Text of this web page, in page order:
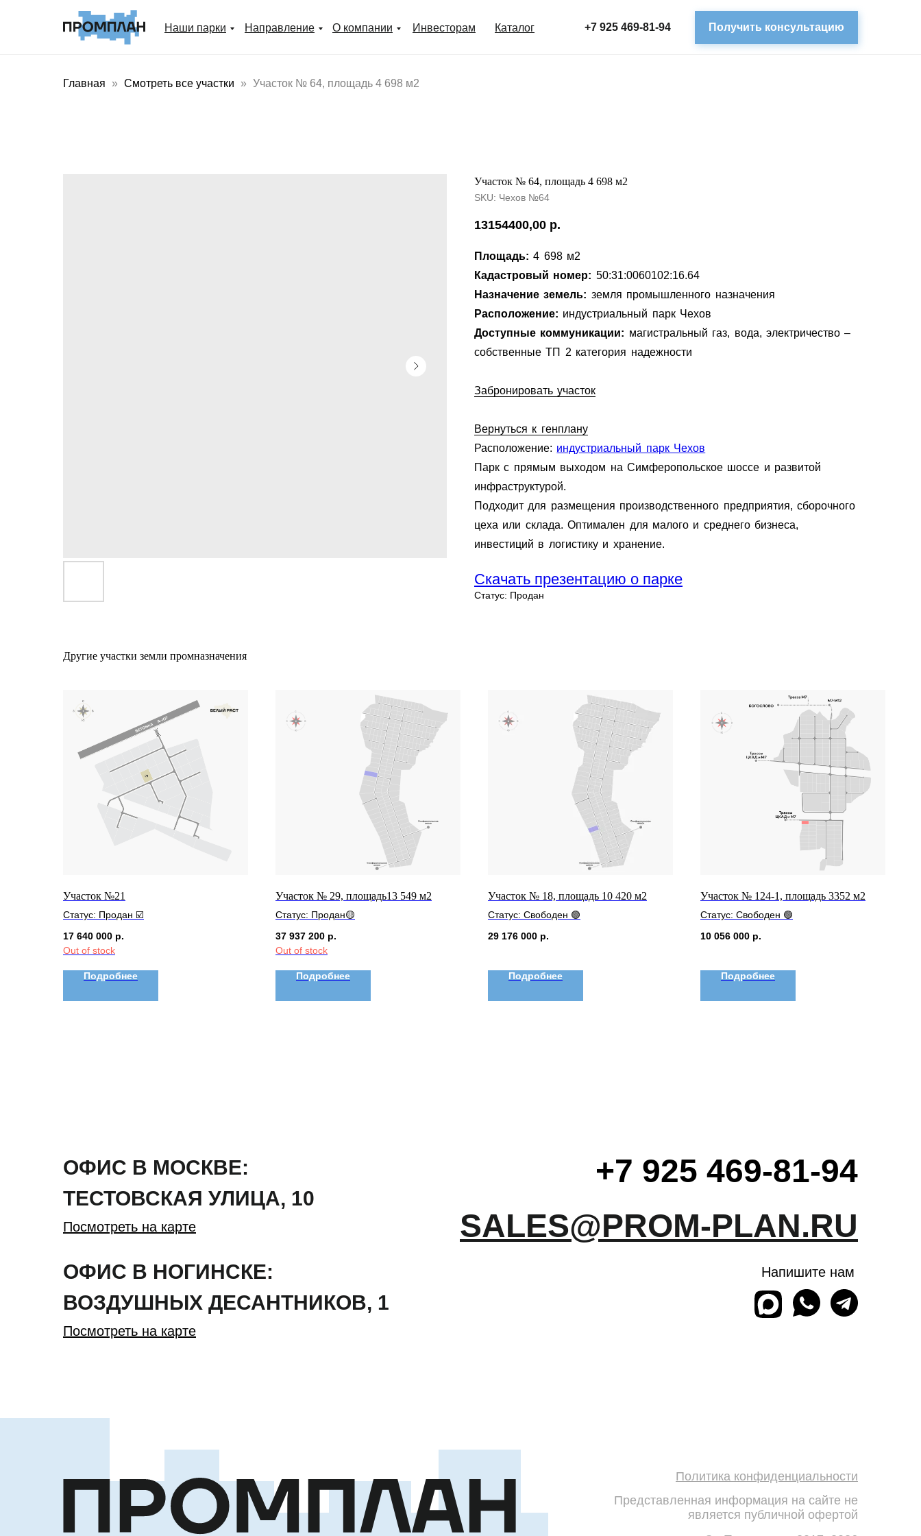
Получить консультацию
Инвесторам Каталог
О компании
Направление
Наши парки +7 925 469-81-94
Главная Смотреть все участки Участок № 64, площадь 4 698 м2
Участок № 64, площадь 4 698 м2
SKU: Чехов №64
13154400,00 р.
Площадь:4 698 м2
Кадастровый номер: 50:31:0060102:16.64
Назначение земель: земля промышленного назначения
Расположение: индустриальный парк Чехов
Доступные коммуникации: магистральный газ, вода, электричество –
собственные ТП 2 категория надежности
Забронировать участок
Вернуться к генплану
Расположение: индустриальный парк Чехов
Парк с прямым выходом на Симферопольское шоссе и развитой
инфраструктурой.
Подходит для размещения производственного предприятия, сборочного
цеха или склада. Оптимален для малого и среднего бизнеса,
инвестиций в логистику и хранение.
Скачать презентацию о парке
Статус: Продан
Другие участки земли промназначения
Участок №21
Статус: Продан ☑️
17 640 000 р.
Out of stock
Подробнее
Участок № 29, площадь13 549 м2
Статус: Продан🟡
37 937 200 р.
Out of stock
Подробнее
Участок № 18, площадь 10 420 м2
Статус: Свободен 🟢
29 176 000 р.
Подробнее
Участок № 124-1, площадь 3352 м2
Статус: Свободен 🟢
10 056 000 р.
Подробнее
+7 925 469-81-94
SALES@PROM-PLAN.RU
ОФИС В МОСКВЕ:
ТЕСТОВСКАЯ УЛИЦА, 10
Напишите нам
ОФИС В НОГИНСКЕ:
ВОЗДУШНЫХ ДЕСАНТНИКОВ, 1
Посмотреть на карте
Посмотреть на карте
Представленная информация на сайте не
является публичной офертой
Политика конфиденциальности